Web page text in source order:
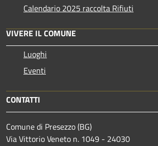
Calendario 2025 raccolta Rifiuti
VIVERE IL COMUNE
Luoghi
Eventi
CONTATTI
Comune di Presezzo (BG)
Via Vittorio Veneto n. 1049 - 24030